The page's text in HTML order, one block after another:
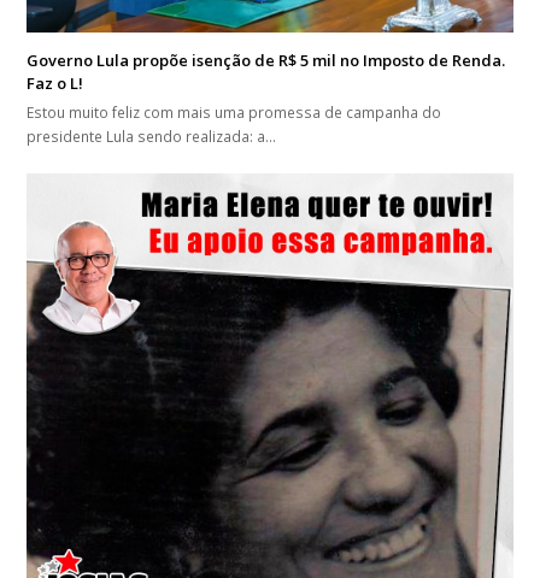
Governo Lula propõe isenção de R$ 5 mil no Imposto de Renda.
Faz o L!
Estou muito feliz com mais uma promessa de campanha do
presidente Lula sendo realizada: a…